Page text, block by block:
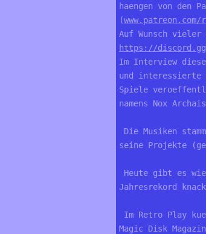
haengen von den
(
Auf Wunsch
https://discord.gg/
Im Interview
und interessierte
Spiele
namens Nox
Die Musiken
seine Projekte
Heute gibt es
Jahresrekord
Im Retro Play
Magic Disk